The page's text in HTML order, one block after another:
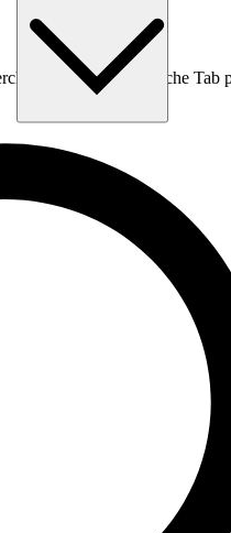
puis utilisez la touche Tab